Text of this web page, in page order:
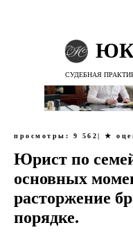
СУДЕБНАЯ
просмотры: 9 562| ★
Юрист по
основных
расторжение
порядке.